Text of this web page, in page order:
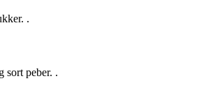
.
sort peber. .